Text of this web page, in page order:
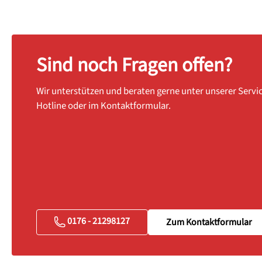
Sind noch Fragen offen?
Wir unterstützen und beraten gerne unter unserer
Hotline oder im Kontaktformular.
0176 - 21298127 Zum Kontaktformular